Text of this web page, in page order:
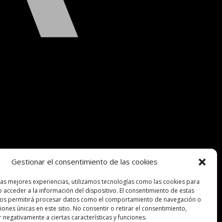
Gestionar el consentimiento de las cookies
mejores experiencias, utilizamos tecnologías como las cookies para
acceder a la información del dispositivo. El consentimiento de estas
permitirá procesar datos como el comportamiento de navegación o
únicas en este sitio. No consentir o retirar el consentimiento,
a ciertas características y funciones.